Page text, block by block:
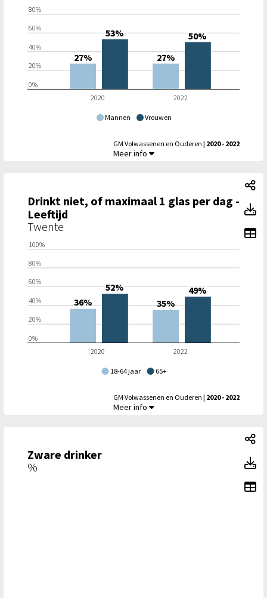
Mannen Vrouwen
2020 2022
0%
20%
40%
60%
80%
27% 27%
53% 50%
GM Volwassenen en Ouderen | 2020 - 2022
Drinkt niet, of maximaal 1 glas per dag -
Meer info
Drinkt niet, of maximaal 1 glas per dag -
Leeftijd
Twente
18-64 jaar 65+
2020 2022
0%
20%
40%
60%
80%
100%
36% 35%
52% 49%
GM Volwassenen en Ouderen | 2020 - 2022
Drinkt niet, of maximaal 1 glas per dag -
Meer info
Zware drinker
%